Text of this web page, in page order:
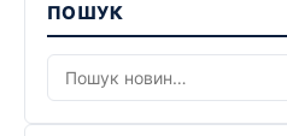
ПОШУК